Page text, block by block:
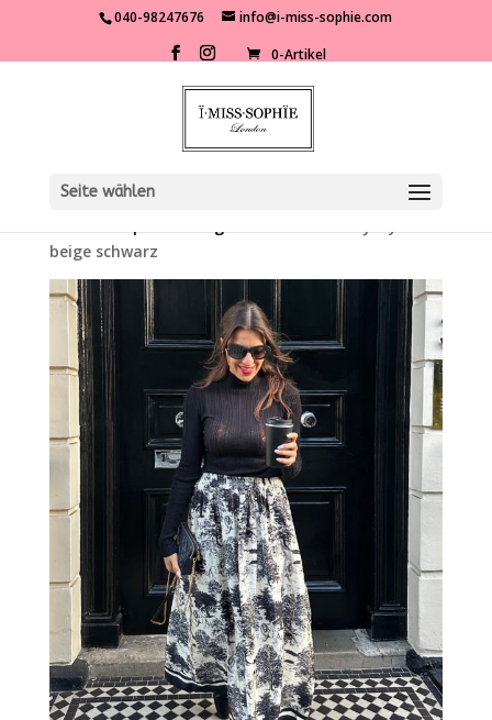
040-98247676 info@i-miss-sophie.com
0-Artikel
Seite wählen
beige schwarz